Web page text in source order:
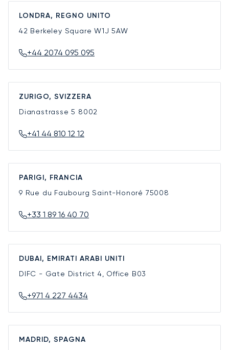
LONDRA, REGNO UNITO
42 Berkeley SquareW1J 5AW
+44 2074 095 095
ZURIGO, SVIZZERA
Dianastrasse 5 8002
+41 44 810 12 12
PARIGI, FRANCIA
9 Rue du Faubourg Saint-Honoré 75008
+33 1 89 16 40 70
DUBAI, EMIRATI ARABI UNITI
DIFC - Gate District 4, Office B03
+971 4 227 4434
MADRID, SPAGNA